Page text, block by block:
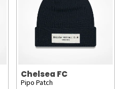
Chelsea FC
Pipo Patch